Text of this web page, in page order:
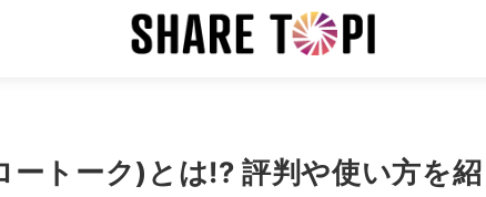
トーク)とは!? 評判や使い方を紹